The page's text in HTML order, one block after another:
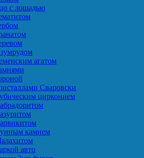
с лошадью
агатом
Сваровски
цирконием
камнем
авто